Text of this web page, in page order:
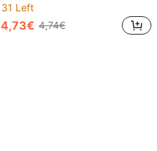
31 Left
4,73€ 4,74€